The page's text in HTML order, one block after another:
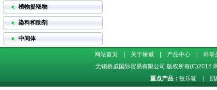
植物提取物
染料和助剂
中间体
网站首页 关于桥威 产品中心
科研
无锡桥威国际贸易有限公司 版权所有(C)2015
重点产品： 敏乐啶 肌